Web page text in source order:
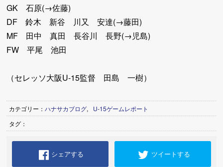
GK 石原(→佐藤)
DF 鈴木 新谷 川又 安達(→藤田)
MF 田中 真田 長谷川 長野(→児島)
FW 平尾 池田
（セレッソ大阪U-15監督 田島 一樹）
カテゴリー：ハナサカブログ,
U-15ゲームレポート
タグ：
シェアする ツイートする